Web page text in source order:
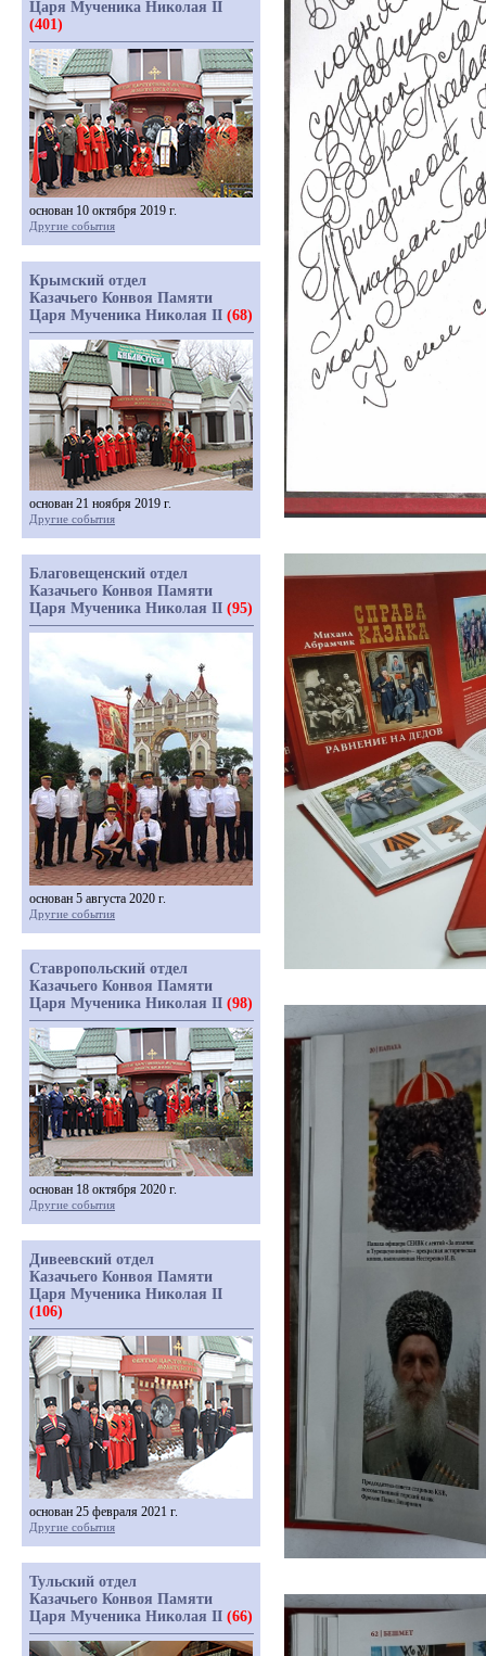
Царя Мученика Николая II
(401)
основан 10 октября 2019 г.
Другие события
Крымский отдел
Казачьего Конвоя Памяти
Царя Мученика Николая II (68)
основан 21 ноября 2019 г.
Другие события
Благовещенский отдел
Казачьего Конвоя Памяти
Царя Мученика Николая II (95)
основан 5 августа 2020 г.
Другие события
Ставропольский отдел
Казачьего Конвоя Памяти
Царя Мученика Николая II (98)
основан 18 октября 2020 г.
Другие события
Дивеевский отдел
Казачьего Конвоя Памяти
Царя Мученика Николая II
(106)
основан 25 февраля 2021 г.
Другие события
Тульский отдел
Казачьего Конвоя Памяти
Царя Мученика Николая II (66)